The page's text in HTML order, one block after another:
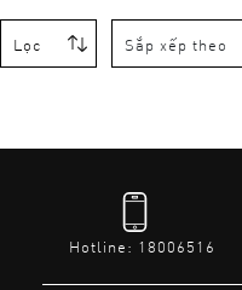
Lọc Sắp xếp theo
Hotline: 18006516